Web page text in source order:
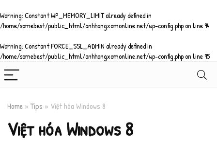
Warning: Constant WP_MEMORY_LIMIT already defined in
/home/somebest/public_html/anhhangxomonline.net/wp-config.phpon line94
Warning: Constant FORCE_SSL_ADMIN already defined in
/home/somebest/public_html/anhhangxomonline.net/wp-config.phpon line95
Home » Tips » Việt hóa Windows 8
Việt hóa Windows 8